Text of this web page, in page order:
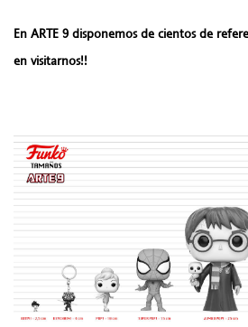
En ARTE 9 disponemos de cientos de
en visitarnos!!